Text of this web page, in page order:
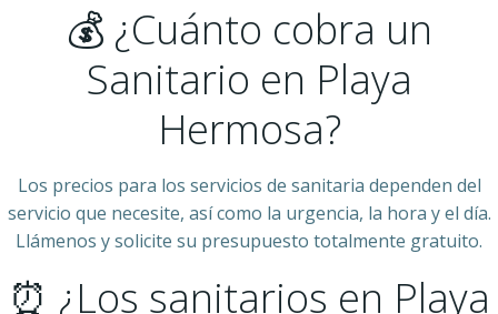
💰 ¿Cuánto cobra un
Sanitario en Playa
Hermosa?
Los precios para los servicios de sanitaria dependen del
servicio que necesite, así como la urgencia, la hora y el día.
Llámenos y solicite su presupuesto totalmente gratuito.
⏰ ¿Los sanitarios en Playa